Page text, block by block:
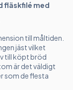
till måltiden.
jäst vilket
till köpt bröd
är det väldigt
som de flesta
fläskfilé med